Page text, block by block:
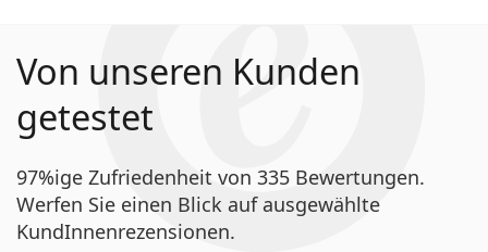
Von unseren Kunden
getestet
97%ige Zufriedenheit von 335 Bewertungen.
Werfen Sie einen Blick auf ausgewählte
KundInnenrezensionen.